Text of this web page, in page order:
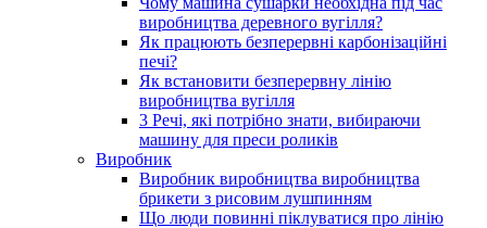
виробництва деревного вугілля?
Як працюють безперервні карбонізаційні
печі?
Як встановити безперервну лінію
виробництва вугілля
3 Речі, які потрібно знати, вибираючи
машину для преси роликів
Виробник
Виробник виробництва виробництва
брикети з рисовим лушпинням
Що люди повинні піклуватися про лінію